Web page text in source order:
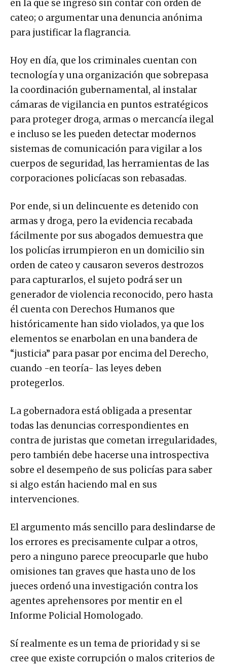
en la que se ingresó sin contar con orden de
cateo; o argumentar una denuncia anónima
para justificar la flagrancia.
Hoy en día, que los criminales cuentan con
tecnología y una organización que sobrepasa
la coordinación gubernamental, al instalar
cámaras de vigilancia en puntos estratégicos
para proteger droga, armas o mercancía ilegal
e incluso se les pueden detectar modernos
sistemas de comunicación para vigilar a los
cuerpos de seguridad, las herramientas de las
corporaciones policíacas son rebasadas.
Por ende, si un delincuente es detenido con
armas y droga, pero la evidencia recabada
fácilmente por sus abogados demuestra que
los policías irrumpieron en un domicilio sin
orden de cateo y causaron severos destrozos
para capturarlos, el sujeto podrá ser un
generador de violencia reconocido, pero hasta
él cuenta con Derechos Humanos que
históricamente han sido violados, ya que los
elementos se enarbolan en una bandera de
“justicia” para pasar por encima del Derecho,
cuando -en teoría- las leyes deben
protegerlos.
La gobernadora está obligada a presentar
todas las denuncias correspondientes en
contra de juristas que cometan irregularidades,
pero también debe hacerse una introspectiva
sobre el desempeño de sus policías para saber
si algo están haciendo mal en sus
intervenciones.
El argumento más sencillo para deslindarse de
los errores es precisamente culpar a otros,
pero a ninguno parece preocuparle que hubo
omisiones tan graves que hasta uno de los
jueces ordenó una investigación contra los
agentes aprehensores por mentir en el
Informe Policial Homologado.
Sí realmente es un tema de prioridad y si se
cree que existe corrupción o malos criterios de